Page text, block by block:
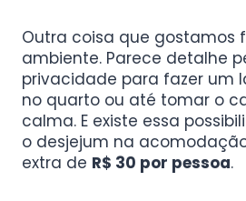
Outra coisa que gostamos
ambiente. Parece detalhe
privacidade para fazer um
no quarto ou até tomar o
calma. E existe essa
o desjejum na
extra de R$ 30 por pessoa.